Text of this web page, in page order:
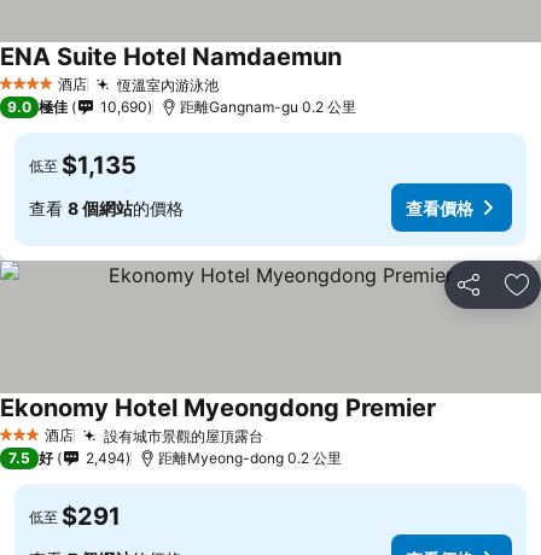
4 星級 酒店 恆溫室內游泳池
ENA Suite Hotel Namdaemun
9.0 極佳 10,690 距離Gangnam-gu 0.2 公里
低至 $1,135
查看 8 個網站的價格 查看價格
分享 放
3 星級 酒店 設有城市景觀的屋頂露台
Ekonomy Hotel Myeongdong Premier
7.5 好 2,494 距離Myeong-dong 0.2 公里
低至 $291